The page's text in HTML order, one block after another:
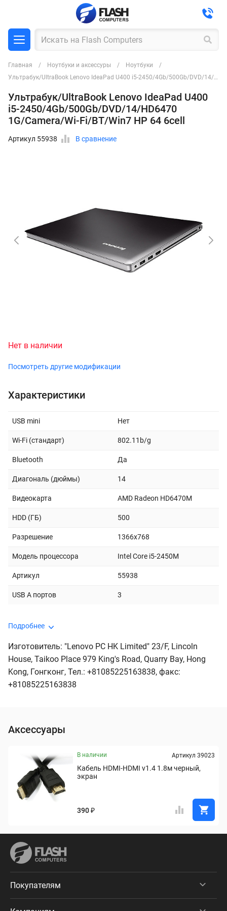
Главная Ноутбуки и аксессуры
Ноутбуки
Ультрабук/UltraBook Lenovo IdeaPad U400 i5-2450/4Gb/500Gb/DVD/14/HD6470 1G/Camera/Wi-Fi/BT/Win7 HP 64 6cell
Ультрабук/UltraBook Lenovo IdeaPad U400
i5-2450/4Gb/500Gb/DVD/14/HD6470
1G/Camera/Wi-Fi/BT/Win7 HP 64 6cell
Артикул 55938 В сравнение
Нет в наличии
Посмотреть другие модификации
Характеристики
USB mini Нет
Wi-Fi (стандарт) 802.11b/g
Bluetooth Да
Диагональ (дюймы) 14
Видеокарта AMD Radeon HD6470M
HDD (ГБ) 500
Разрешение 1366x768
Модель процессора Intel Core i5-2450M
Артикул 55938
USB A портов 3
Подробнее
Изготовитель: "Lenovo PC HK Limited" 23/F, Lincoln
House, Taikoo Place 979 King's Road, Quarry Bay, Hong
Kong, Гонгконг, Тел.: +81085225163838, факс:
+81085225163838
Аксессуары
В наличии Артикул 39023
Кабель HDMI-HDMI v1.4 1.8м черный,
экран
390 ₽
Покупателям